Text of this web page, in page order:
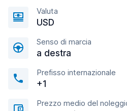
Valuta
USD
Senso di marcia
a destra
Prefisso internazionale
+1
Prezzo medio del